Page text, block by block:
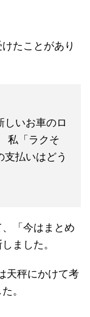
たことがあり
しいお車のロ
私「ラクそ
支払いはどう
「今はまとめ
ました。
天秤にかけて考
。